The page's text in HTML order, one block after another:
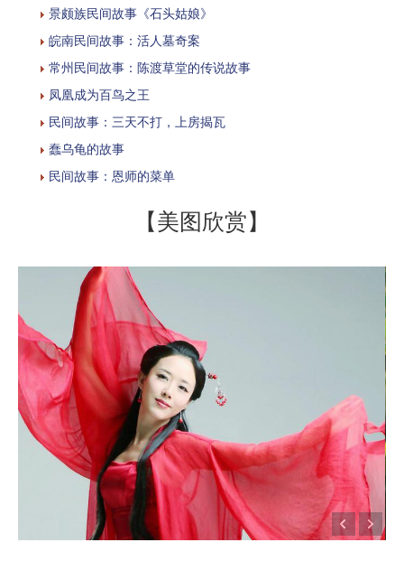
景颇族民间故事《石头姑娘》
皖南民间故事：活人墓奇案
常州民间故事：陈渡草堂的传说故事
凤凰成为百鸟之王
民间故事：三天不打，上房揭瓦
蠢乌龟的故事
民间故事：恩师的菜单
【美图欣赏】